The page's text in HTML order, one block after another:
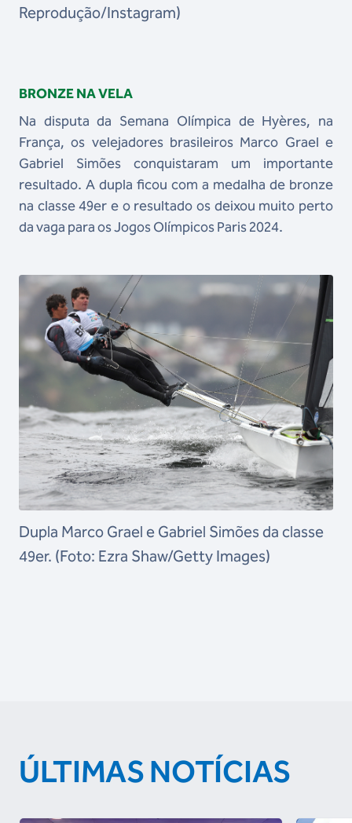
Reprodução/Instagram)
BRONZE NA VELA
Na disputa da Semana Olímpica de Hyères, na
França, os velejadores brasileiros Marco Grael e
Gabriel Simões conquistaram um importante
resultado. A dupla ficou com a medalha de bronze
na classe 49er e o resultado os deixou muito perto
da vaga para os Jogos Olímpicos Paris 2024.
Dupla Marco Grael e Gabriel Simões da classe
49er. (Foto: Ezra Shaw/Getty Images)
ÚLTIMAS NOTÍCIAS